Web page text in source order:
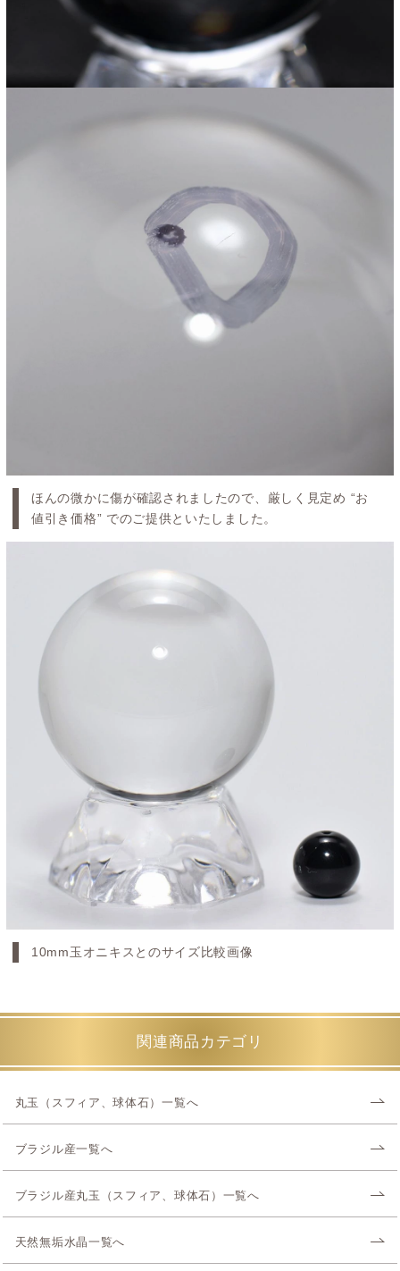
ほんの微かに傷が確認されましたので、厳しく見定め “お
値引き価格” でのご提供といたしました。
10mm玉オニキスとのサイズ比較画像
関連商品カテゴリ
丸玉（スフィア、球体石）一覧へ
ブラジル産一覧へ
ブラジル産丸玉（スフィア、球体石）一覧へ
天然無垢水晶一覧へ